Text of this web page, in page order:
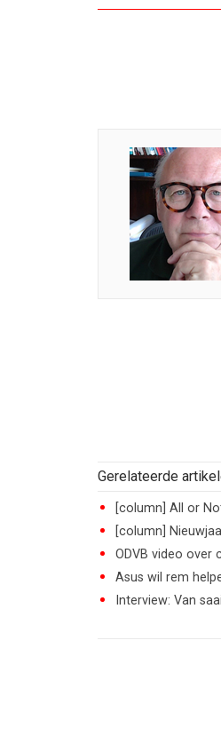
Gerelateerde
[column] All or
[column]
ODVB video over
Asus wil rem
Interview: Van